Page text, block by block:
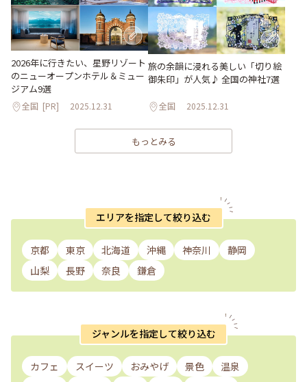
2026年に行きたい、星野リゾート
のニューオープンホテル＆ミュー
ジアム9選
全国 [PR] 2025.12.31
旅の余韻に浸れる美しい「切り絵
御朱印」が人気♪ 全国の神社7選
全国 2025.12.31
もっとみる
エリアを指定して絞り込む
京都 東京 北海道 沖縄 神奈川
静岡
山梨
長野 奈良 鎌倉
ジャンルを指定して絞り込む
カフェ スイーツ おみやげ 景色
温泉